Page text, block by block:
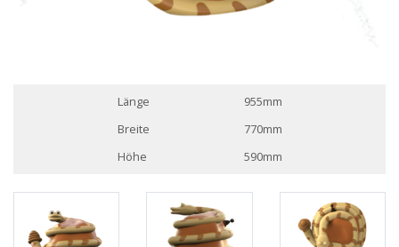
Länge
955mm
Breite
770mm
Höhe
590mm